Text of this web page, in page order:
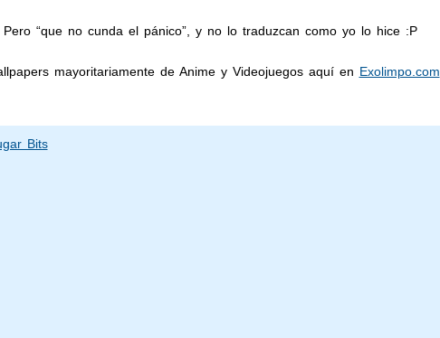
“que no cunda el pánico”, y no lo traduzcan como yo lo hice :P
mayoritariamente de Anime y Videojuegos aquí en Exolimpo.com